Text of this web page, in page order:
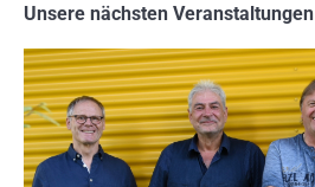
Unsere nächsten Veranstaltungen